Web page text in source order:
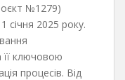
№1279)
січня 2025 року.
її ключовою
процесів. Від